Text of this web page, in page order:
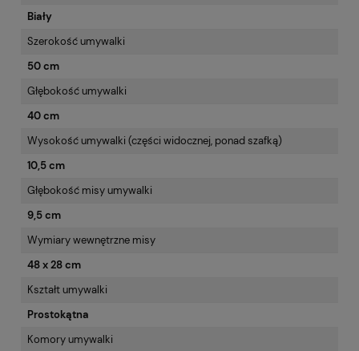
Biały
Szerokość umywalki
50 cm
Głębokość umywalki
40 cm
Wysokość umywalki (części widocznej, ponad szafką)
10,5 cm
Głębokość misy umywalki
9,5 cm
Wymiary wewnętrzne misy
48 x 28 cm
Kształt umywalki
Prostokątna
Komory umywalki